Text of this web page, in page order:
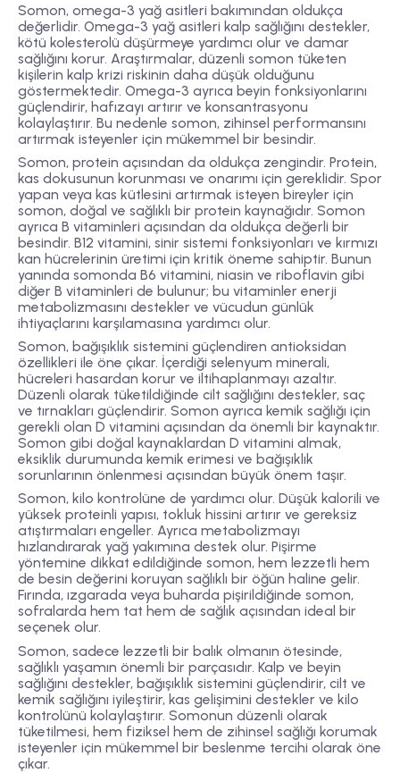
Somon, omega-3 yağ asitleri bakımından oldukça
değerlidir. Omega-3 yağ asitleri kalp sağlığını destekler,
kötü kolesterolü düşürmeye yardımcı olur ve damar
sağlığını korur. Araştırmalar, düzenli somon tüketen
kişilerin kalp krizi riskinin daha düşük olduğunu
göstermektedir. Omega-3 ayrıca beyin fonksiyonlarını
güçlendirir, hafızayı artırır ve konsantrasyonu
kolaylaştırır. Bu nedenle somon, zihinsel performansını
artırmak isteyenler için mükemmel bir besindir.
Somon, protein açısından da oldukça zengindir. Protein,
kas dokusunun korunması ve onarımı için gereklidir. Spor
yapan veya kas kütlesini artırmak isteyen bireyler için
somon, doğal ve sağlıklı bir protein kaynağıdır. Somon
ayrıca B vitaminleri açısından da oldukça değerli bir
besindir. B12 vitamini, sinir sistemi fonksiyonları ve kırmızı
kan hücrelerinin üretimi için kritik öneme sahiptir. Bunun
yanında somonda B6 vitamini, niasin ve riboflavin gibi
diğer B vitaminleri de bulunur; bu vitaminler enerji
metabolizmasını destekler ve vücudun günlük
ihtiyaçlarını karşılamasına yardımcı olur.
Somon, bağışıklık sistemini güçlendiren antioksidan
özellikleri ile öne çıkar. İçerdiği selenyum minerali,
hücreleri hasardan korur ve iltihaplanmayı azaltır.
Düzenli olarak tüketildiğinde cilt sağlığını destekler, saç
ve tırnakları güçlendirir. Somon ayrıca kemik sağlığı için
gerekli olan D vitamini açısından da önemli bir kaynaktır.
Somon gibi doğal kaynaklardan D vitamini almak,
eksiklik durumunda kemik erimesi ve bağışıklık
sorunlarının önlenmesi açısından büyük önem taşır.
Somon, kilo kontrolüne de yardımcı olur. Düşük kalorili ve
yüksek proteinli yapısı, tokluk hissini artırır ve gereksiz
atıştırmaları engeller. Ayrıca metabolizmayı
hızlandırarak yağ yakımına destek olur. Pişirme
yöntemine dikkat edildiğinde somon, hem lezzetli hem
de besin değerini koruyan sağlıklı bir öğün haline gelir.
Fırında, ızgarada veya buharda pişirildiğinde somon,
sofralarda hem tat hem de sağlık açısından ideal bir
seçenek olur.
Somon, sadece lezzetli bir balık olmanın ötesinde,
sağlıklı yaşamın önemli bir parçasıdır. Kalp ve beyin
sağlığını destekler, bağışıklık sistemini güçlendirir, cilt ve
kemik sağlığını iyileştirir, kas gelişimini destekler ve kilo
kontrolünü kolaylaştırır. Somonun düzenli olarak
tüketilmesi, hem fiziksel hem de zihinsel sağlığı korumak
isteyenler için mükemmel bir beslenme tercihi olarak öne
çıkar.